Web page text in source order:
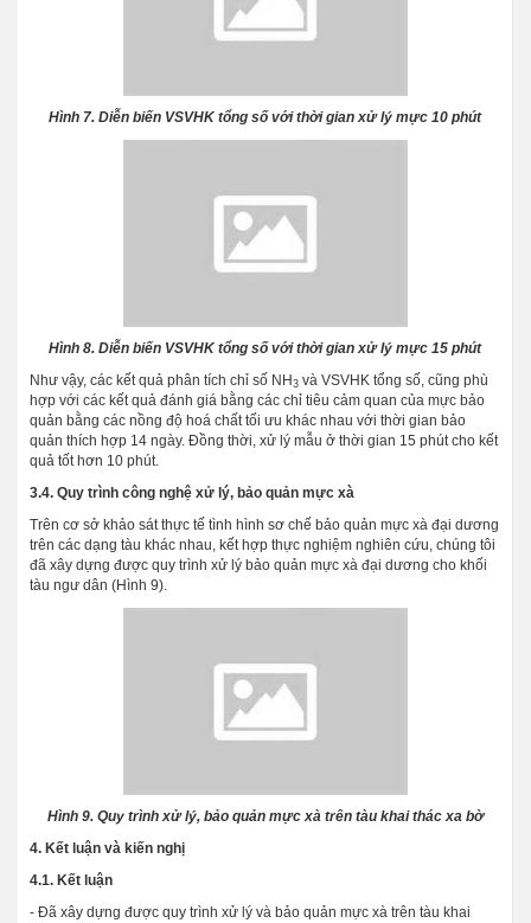
Hình 7. Diễn biến VSVHK tổng số với thời gian xử lý mực 10 phút
Hình 8. Diễn biến VSVHK tổng số với thời gian xử lý mực 15 phút
Như vậy, các kết quả phân tích chỉ số NH 3 và VSVHK tổng số, cũng phù
hợp với các kết quả đánh giá bằng các chỉ tiêu cảm quan của mực bảo
quản bằng các nồng độ hoá chất tối ưu khác nhau với thời gian bảo
quản thích hợp 14 ngày. Đồng thời, xử lý mẫu ở thời gian 15 phút cho kết
quả tốt hơn 10 phút.
3.4. Quy trình công nghệ xử lý, bảo quản mực xà
Trên cơ sở khảo sát thực tế tình hình sơ chế bảo quản mực xà đại dương
trên các dạng tàu khác nhau, kết hợp thực nghiệm nghiên cứu, chúng tôi
đã xây dựng được quy trình xử lý bảo quản mực xà đại dương cho khối
tàu ngư dân (Hình 9).
Hình 9. Quy trình xử lý, bảo quản mực xà trên tàu khai thác xa bờ
4. Kết luận và kiến nghị
4.1. Kết luận
- Đã xây dựng được quy trình xử lý và bảo quản mực xà trên tàu khai